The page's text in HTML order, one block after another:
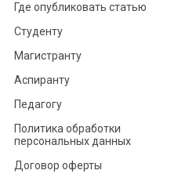
Где опубликовать статью
Студенту
Магистранту
Аспиранту
Педагогу
Политика обработки
персональных данных
Договор оферты